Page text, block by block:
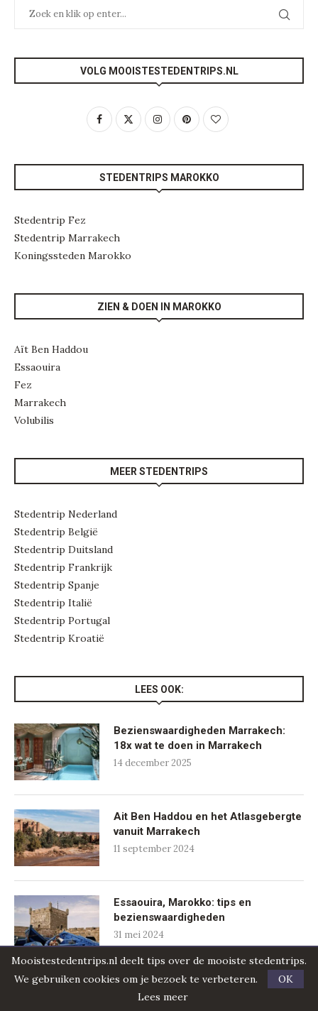
VOLG MOOISTESTEDENTRIPS.NL
STEDENTRIPS MAROKKO
Stedentrip Fez
Stedentrip Marrakech
Koningssteden Marokko
ZIEN & DOEN IN MAROKKO
Aït Ben Haddou
Essaouira
Fez
Marrakech
Volubilis
MEER STEDENTRIPS
Stedentrip Nederland
Stedentrip België
Stedentrip Duitsland
Stedentrip Frankrijk
Stedentrip Spanje
Stedentrip Italië
Stedentrip Portugal
Stedentrip Kroatië
LEES OOK:
Bezienswaardigheden Marrakech:
18x wat te doen in Marrakech
14 december 2025
Ait Ben Haddou en het Atlasgebergte
vanuit Marrakech
11 september 2024
Essaouira, Marokko: tips en
bezienswaardigheden
31 mei 2024
Koningssteden Marokko: alle tips
voor je rondreis Marokko
Mooistestedentrips.nl deelt tips over de mooiste stedentrips.
We gebruiken cookies om je bezoek te verbeteren.
OK
Lees meer